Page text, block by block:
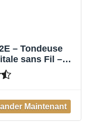
– Tondeuse
sans Fil –
de Charge –
de